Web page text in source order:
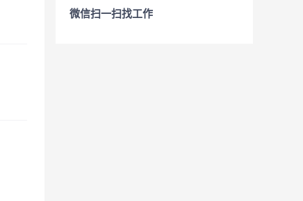
微信扫一扫找工作